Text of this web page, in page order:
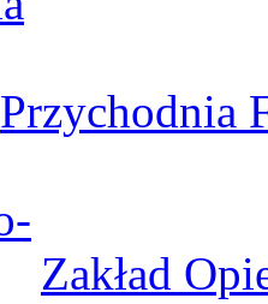
Przychodnia
Zakład